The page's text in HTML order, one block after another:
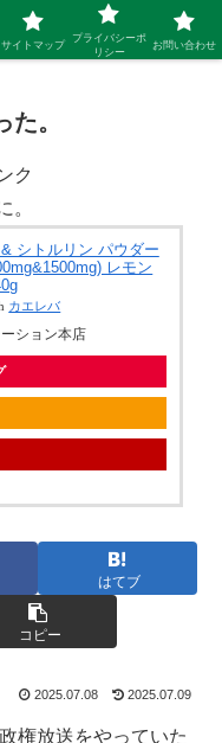
るブログ
。
ク
。
シトルリン パウダー
レモン
カエレバ
ション本店
はてブ
コピー
2025.07.08 2025.07.09
権放送をやっていた
サイトマップ
プライバシーポ
リシー
お問い合わせ